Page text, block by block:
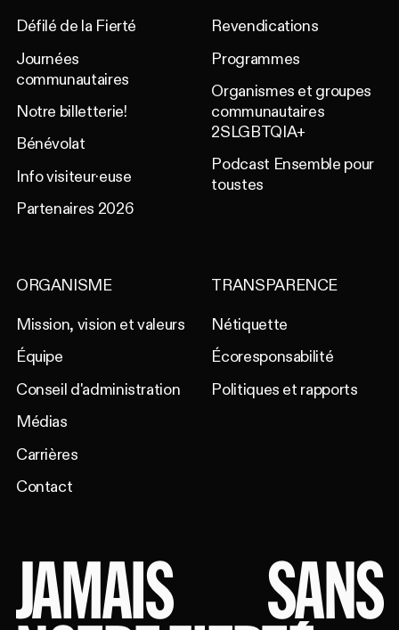
Défilé de la Fierté
Journées
communautaires
Notre billetterie!
Bénévolat
Info visiteur·euse
Partenaires 2026
Revendications
Programmes
Organismes et groupes
communautaires
2SLGBTQIA+
Podcast Ensemble pour
toustes
ORGANISME
Mission, vision et valeurs
Équipe
Conseil d'administration
Médias
Carrières
Contact
TRANSPARENCE
Nétiquette
Écoresponsabilité
Politiques et rapports
JAMAIS SANS